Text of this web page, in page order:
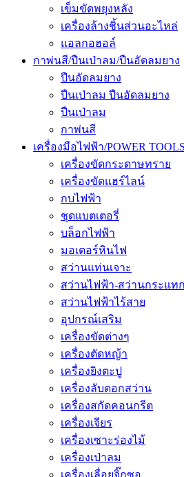
เข็มขัดพยุงหลัง
เครื่องล้างชิ้นส่วนอะไหล่
แอลกอฮอล์
กาพ่นสี/ปืนเป่าลม/ปืนอัดลมยาง
ปืนอัดลมยาง
ปืนเป่าลม ปืนอัดลมยาง
ปืนเป่าลม
กาพ่นสี
เครื่องมือไฟฟ้า/POWER TOOLS
เครื่องขัดกระดาษทราย
เครื่องขัดแฮร์ไลน์
กบไฟฟ้า
ชุดแบตเตอรี่
บล็อกไฟฟ้า
มอเตอร์หินไฟ
สว่านแท่นเจาะ
สว่านไฟฟ้า-สว่านกระแทก
สว่านไฟฟ้าไร้สาย
อุปกรณ์เสริม
เครื่องขัดต่างๆ
เครื่องตัดหญ้า
เครื่องยิงตะปู
เครื่องลับดอกสว่าน
เครื่องสกัดคอนกรีต
เครื่องเจียร
เครื่องเซาะร่องไม้
เครื่องเป่าลม
เครื่องเลื่อยจิ๊กซอ